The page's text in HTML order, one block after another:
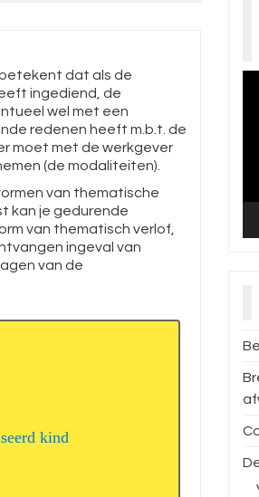
dat als de
ingediend, de
wel met een
redenen heeft m.b.t. de
moet met de werkgever
(de modaliteiten).
van thematische
kan je gedurende
van thematisch verlof,
ingeval van
van de
kind